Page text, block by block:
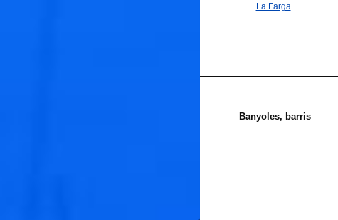
La Farga
Banyoles, barris